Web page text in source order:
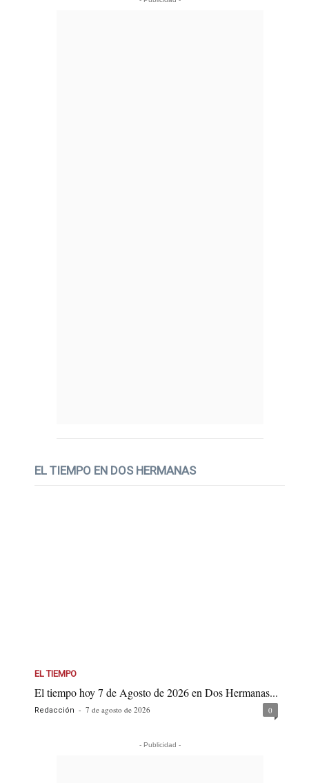
EL TIEMPO EN DOS HERMANAS
EL TIEMPO
El tiempo hoy 7 de Agosto de 2026 en Dos Hermanas...
Redacción - 7 de agosto de 2026 0
- Publicidad -